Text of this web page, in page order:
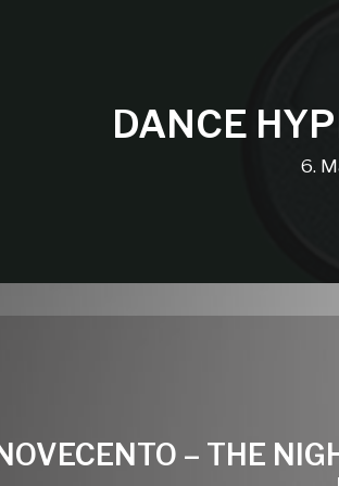
DANCE
6.
– THE